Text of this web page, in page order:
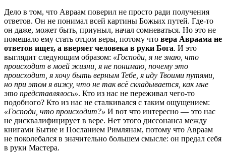
Дело в том, что Авраам поверил не просто ради получения
ответов. Он не понимал всей картины Божьих путей. Где-то
он даже, может быть, приуныл, начал сомневаться. Но это не
помешало ему стать отцом веры, потому что вера Авраама не
ответов ищет, а вверяет человека в руки Бога. И это
выглядит следующим образом: «Господи, я не знаю, что
происходит в моей жизни, я не понимаю, почему это
происходит, я хочу быть верным Тебе, я иду Твоими путями,
но при этом я вижу, что не так всё складывается, как мне
это представлялось». Кто из нас не переживал чего-то
подобного? Кто из нас не сталкивался с таким ощущением:
«Господи, что происходит?» И вот что интересно — это нас
не дисквалифицирует в вере. Нет этого диссонанса между
книгами Бытие и Посланием Римлянам, потому что Авраам
не поколебался в значительно большем смысле: он предал себя
в руки Мастера.